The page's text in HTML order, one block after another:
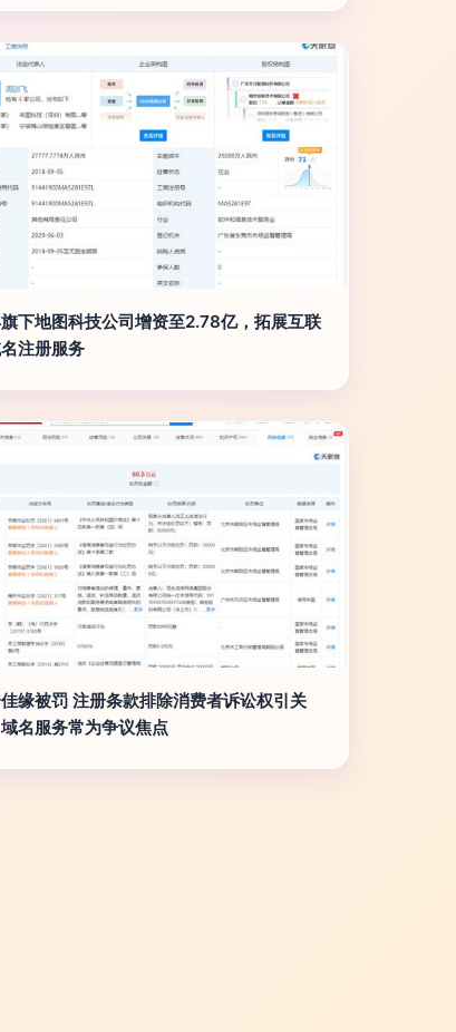
下地图科技公司增资至2.78亿，拓展互联
注册服务
缘被罚 注册条款排除消费者诉讼权引关
名服务常为争议焦点